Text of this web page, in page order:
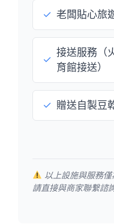
✓ 老闆貼心旅
✓
接送服務（
育館接送）
✓ 贈送自製豆
以上設施與服務
請直接與商家聯繫諮